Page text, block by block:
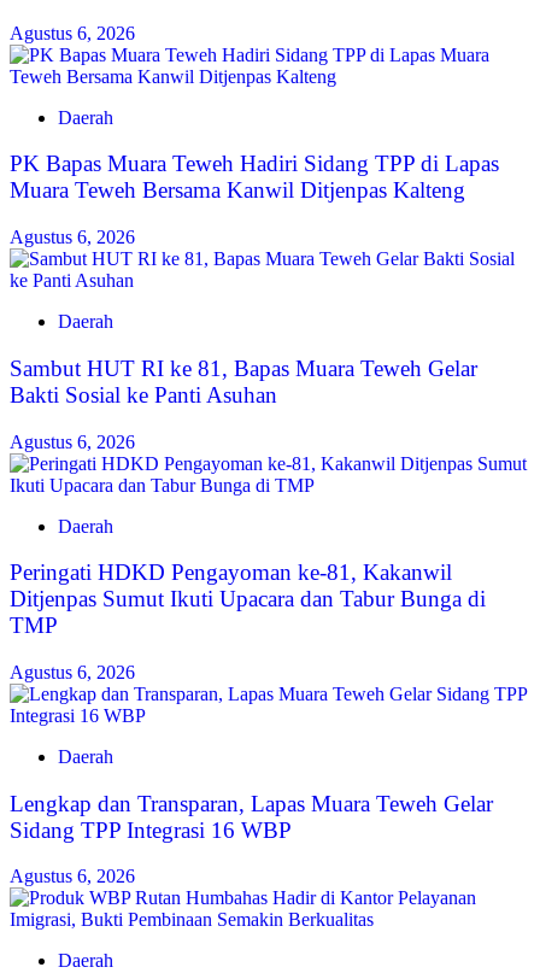
Agustus 6, 2026
Daerah
‎PK Bapas Muara Teweh Hadiri Sidang TPP di Lapas
Muara Teweh Bersama Kanwil Ditjenpas Kalteng
Agustus 6, 2026
Daerah
‎Sambut HUT RI ke 81, Bapas Muara Teweh Gelar
Bakti Sosial ke Panti Asuhan
Agustus 6, 2026
Daerah
Peringati HDKD Pengayoman ke-81, Kakanwil
Ditjenpas Sumut Ikuti Upacara dan Tabur Bunga di
TMP
Agustus 6, 2026
Daerah
Lengkap dan Transparan, Lapas Muara Teweh Gelar
Sidang TPP Integrasi 16 WBP
Agustus 6, 2026
Daerah